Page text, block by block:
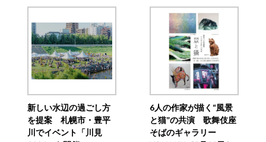
新しい水辺の過ごし方
を提案 札幌市・豊平
川でイベント「川見
6人の作家が描く“風景
と猫”の共演 歌舞伎座
そばのギャラリー